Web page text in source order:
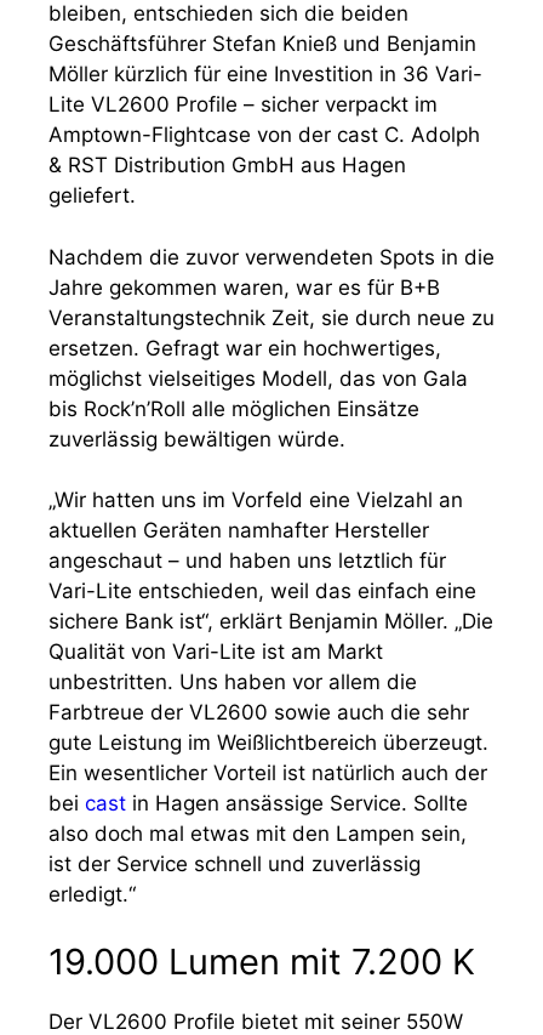
bleiben, entschieden sich die beiden
Geschäftsführer Stefan Knieß und Benjamin
Möller kürzlich für eine Investition in 36 Vari-
Lite VL2600 Profile – sicher verpackt im
Amptown-Flightcase von der cast C. Adolph
& RST Distribution GmbH aus Hagen
geliefert.
Nachdem die zuvor verwendeten Spots in die
Jahre gekommen waren, war es für B+B
Veranstaltungstechnik Zeit, sie durch neue zu
ersetzen. Gefragt war ein hochwertiges,
möglichst vielseitiges Modell, das von Gala
bis Rock’n’Roll alle möglichen Einsätze
zuverlässig bewältigen würde.
„Wir hatten uns im Vorfeld eine Vielzahl an
aktuellen Geräten namhafter Hersteller
angeschaut – und haben uns letztlich für
Vari-Lite entschieden, weil das einfach eine
sichere Bank ist“, erklärt Benjamin Möller. „Die
Qualität von Vari-Lite ist am Markt
unbestritten. Uns haben vor allem die
Farbtreue der VL2600 sowie auch die sehr
gute Leistung im Weißlichtbereich überzeugt.
Ein wesentlicher Vorteil ist natürlich auch der
bei cast in Hagen ansässige Service. Sollte
also doch mal etwas mit den Lampen sein,
ist der Service schnell und zuverlässig
erledigt.“
19.000 Lumen mit 7.200 K
Der VL2600 Profile bietet mit seiner 550W